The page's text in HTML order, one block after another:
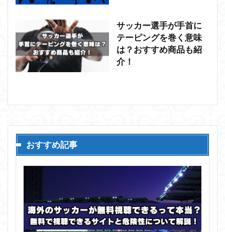
サッカー選手が手首に
テーピングを巻く意味
は？おすすめ商品も紹
介！
おすすめ記事